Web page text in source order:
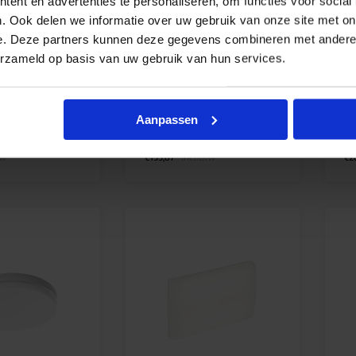
Ook delen we informatie over uw gebruik van onze site met
Deze partners kunnen deze gegevens combineren met
op basis van uw gebruik van hun services.
Aanpassen
6W 420lm
280x185mm –
Norton Polaris IV WVRN LED
opbouw 2/5W 110/550lm
4000K IP65 antraciet – multi-
sensor + nood
Levertijd 1-2 werkdagen
€165,18 excl. btw
€199,87 incl.btw
€
€